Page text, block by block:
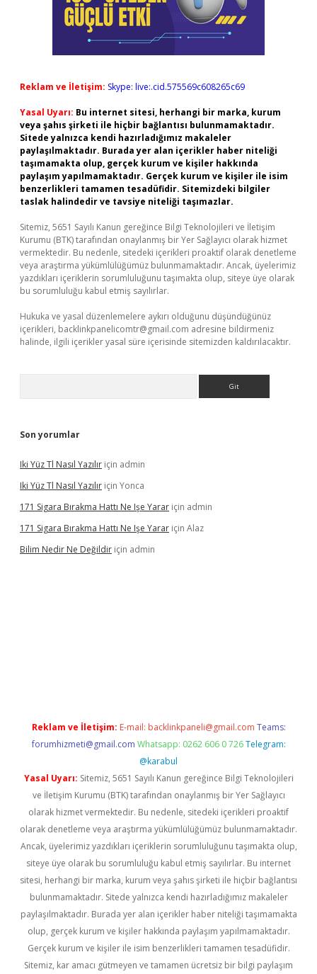
Reklam ve İletişim: Skype: live:.cid.575569c608265c69
Yasal Uyarı: Bu internet sitesi, herhangi bir marka, kurum
veya şahıs şirketi ile hiçbir bağlantısı bulunmamaktadır.
Sitede yalnızca kendi hazırladığımız makaleler
paylaşılmaktadır. Burada yer alan içerikler haber niteliği
taşımamakta olup, gerçek kurum ve kişiler hakkında
paylaşım yapılmamaktadır. Gerçek kurum ve kişiler ile isim
benzerlikleri tamamen tesadüfidir. Sitemizdeki bilgiler
taslak halindedir ve tavsiye niteliği taşımazlar.
Sitemiz, 5651 Sayılı Kanun gereğince Bilgi Teknolojileri ve İletişim
Kurumu (BTK) tarafından onaylanmış bir Yer Sağlayıcı olarak hizmet
vermektedir. Bu nedenle, sitedeki içerikleri proaktif olarak denetleme
veya araştırma yükümlülüğümüz bulunmamaktadır. Ancak, üyelerimiz
yazdıkları içeriklerin sorumluluğunu taşımakta olup, siteye üye olarak
bu sorumluluğu kabul etmiş sayılırlar.
Hukuka ve yasal düzenlemelere aykırı olduğunu düşündüğünüz
içerikleri, backlinkpanelicomtr@gmail.com adresine bildirmeniz
halinde, ilgili içerikler yasal süre içerisinde sitemizden kaldırılacaktır.
Son yorumlar
Iki Yüz Tl Nasıl Yazılır için admin
Iki Yüz Tl Nasıl Yazılır için Yonca
171 Sigara Bırakma Hattı Ne Işe Yarar için admin
171 Sigara Bırakma Hattı Ne Işe Yarar için Alaz
Bilim Nedir Ne Değildir için admin
Reklam ve İletişim: E-mail: backlinkpaneli@gmail.com Teams:
forumhizmeti@gmail.com Whatsapp: 0262 606 0 726 Telegram:
@karabul
Yasal Uyarı: Sitemiz, 5651 Sayılı Kanun gereğince Bilgi Teknolojileri
ve İletişim Kurumu (BTK) tarafından onaylanmış bir Yer Sağlayıcı
olarak hizmet vermektedir. Bu nedenle, sitedeki içerikleri proaktif
olarak denetleme veya araştırma yükümlülüğümüz bulunmamaktadır.
Ancak, üyelerimiz yazdıkları içeriklerin sorumluluğunu taşımakta olup,
siteye üye olarak bu sorumluluğu kabul etmiş sayılırlar. Bu internet
sitesi, herhangi bir marka, kurum veya şahıs şirketi ile hiçbir bağlantısı
bulunmamaktadır. Sitede yalnızca kendi hazırladığımız makaleler
paylaşılmaktadır. Burada yer alan içerikler haber niteliği taşımamakta
olup, gerçek kurum ve kişiler hakkında paylaşım yapılmamaktadır.
Gerçek kurum ve kişiler ile isim benzerlikleri tamamen tesadüfidir.
Sitemiz, kar amacı gütmeyen ve tamamen ücretsiz bir bilgi paylaşım